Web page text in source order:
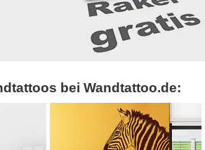
bei Wandtattoo.de: